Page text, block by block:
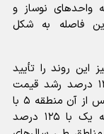
واحد‌های نوساز و
این فاصله به شکل
داده‌های بازار تا ۱۱ تیر ۱۴۰۴ نیز این روند را تأیید
می‌کند. بر اساس این آمار، منطقه ۲۲ با ۱۳۵ درصد رشد قیمت
نسبت به سال قبل در صدر قرار گرفته است. پس از آن منطقه ۵ با
۱۳۰ درصد، منطقه ۲ با ۱۲۸ درصد و منطقه یک با ۱۲۵ درصد